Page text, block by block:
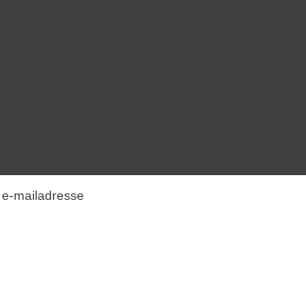
mailadresse